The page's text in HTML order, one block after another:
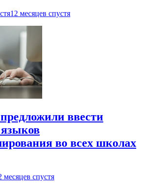
12 месяцев спустя
ввести
во всех школах
месяцев спустя